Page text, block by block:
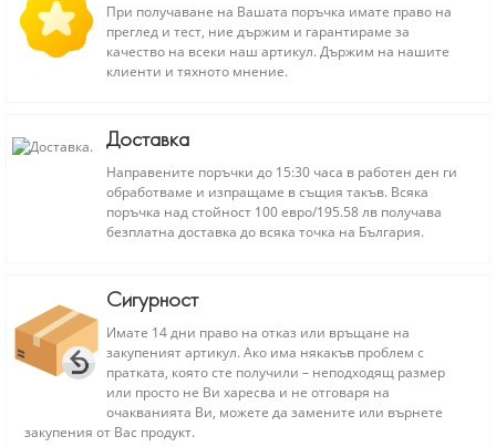
При получаване на Вашата поръчка имате право на
преглед и тест, ние държим и гарантираме за
качество на всеки наш артикул. Държим на нашите
клиенти и тяхното мнение.
Доставка
Направените поръчки до 15:30 часа в работен ден ги
обработваме и изпращаме в същия такъв. Всяка
поръчка над стойност 100 евро/195.58 лв получава
безплатна доставка до всяка точка на България.
Сигурност
Имате 14 дни право на отказ или връщане на
закупеният артикул. Ако има някакъв проблем с
пратката, която сте получили – неподходящ размер
или просто не Ви харесва и не отговаря на
очакванията Ви, можете да замените или върнете
закупения от Вас продукт.